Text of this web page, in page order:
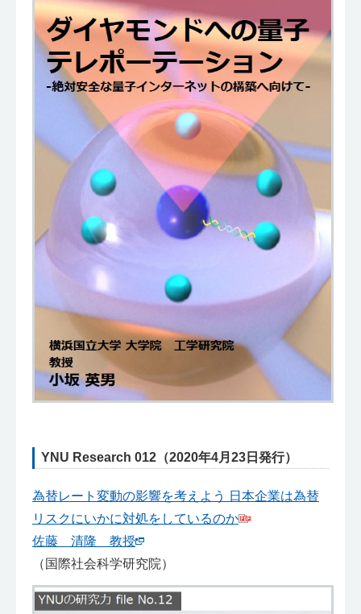
YNU Research 012（2020年4月23日発行）
為替レート変動の影響を考えよう 日本企業は為替
リスクにいかに対処をしているのか
佐藤 清隆 教授
（国際社会科学研究院）